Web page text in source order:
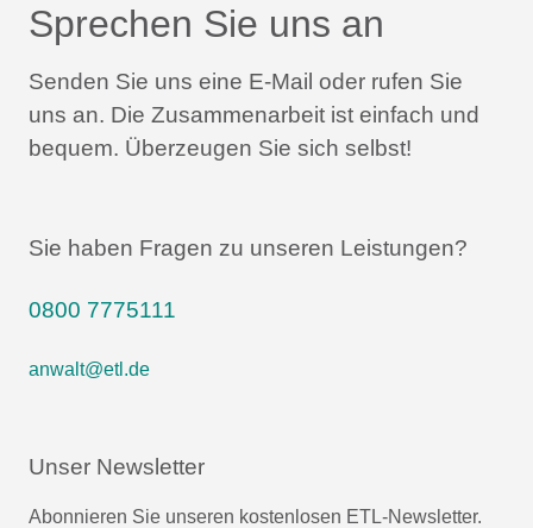
Sprechen Sie uns an
Senden Sie uns eine E-Mail oder rufen Sie
uns an. Die Zusammenarbeit ist einfach und
bequem. Überzeugen Sie sich selbst!
Sie haben Fragen zu unseren Leistungen?
0800 7775111
anwalt@etl.de
Unser Newsletter
Abonnieren Sie unseren kostenlosen ETL-Newsletter.